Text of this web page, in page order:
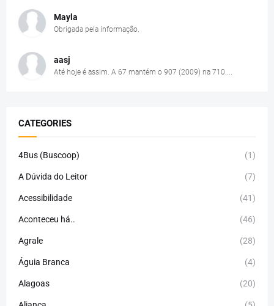
Mayla
Obrigada pela informação.
aasj
Até hoje é assim. A 67 mantém o 907 (2009) na 710....
CATEGORIES
4Bus (Buscoop) (1)
A Dúvida do Leitor (7)
Acessibilidade (41)
Aconteceu há.. (46)
Agrale (28)
Águia Branca (4)
Alagoas (20)